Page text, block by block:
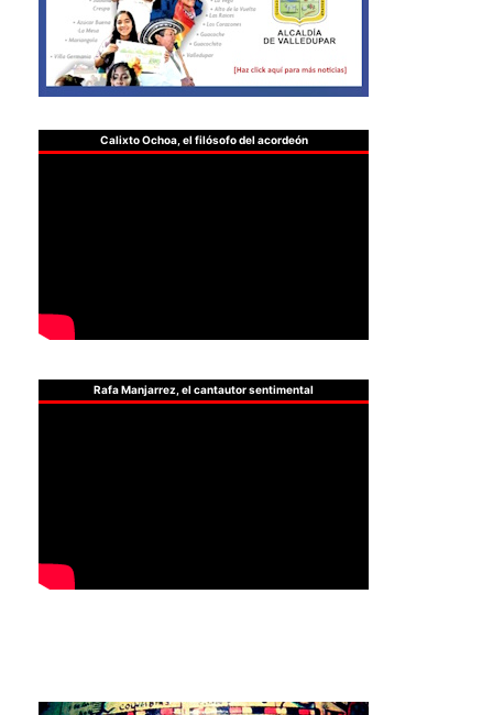
Calixto Ochoa, el filósofo del acordeón
Rafa Manjarrez, el cantautor sentimental